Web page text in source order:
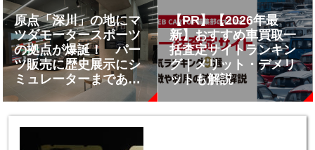
原点「深川」の地にマ
ツダモータースポーツ
の拠点が爆誕！ パー
ツ販売に歴史展示にシ
ミュレーターまである
ファンなら訪問必至の
【PR】【2026年最
新】おすすめ車買取一
括査定サイトランキン
グ｜メリット・デメリ
ットも解説